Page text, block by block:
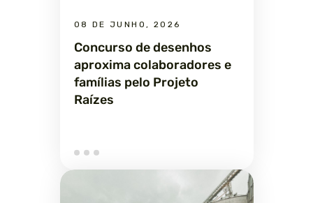
08 DE JUNHO, 2026
Concurso de desenhos
aproxima colaboradores e
famílias pelo Projeto
Raízes